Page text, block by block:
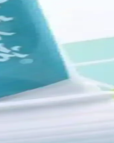
Markalar
ve avantajları detaylı
ve
yorumları ve
ve Yılz Toptan
ürünlerinin